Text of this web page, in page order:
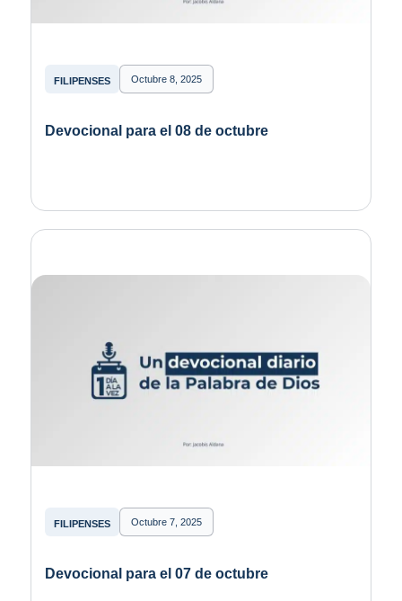
FILIPENSES Octubre 8, 2025
Devocional para el 08 de octubre
FILIPENSES Octubre 7, 2025
Devocional para el 07 de octubre